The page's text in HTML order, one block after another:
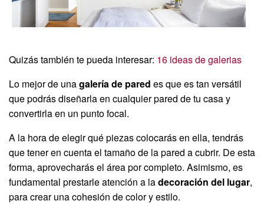
Quizás también te pueda interesar: 16 ideas de galerias
Lo mejor de unagalería de pared es que es tan versátil
que podrás diseñarla en cualquier pared de tu casa y
convertirla en un punto focal.
A la hora de elegir qué piezas colocarás en ella, tendrás
que tener en cuenta el tamaño de la pared a cubrir. De esta
forma, aprovecharás el área por completo. Asimismo, es
fundamental prestarle atención a ladecoración del lugar,
para crear una cohesión de color y estilo.